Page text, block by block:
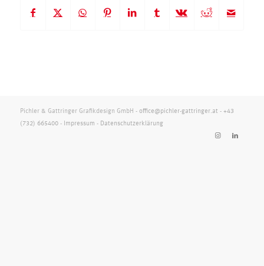
Pichler & Gattringer Grafikdesign GmbH - office@pichler-gattringer.at - +43
(732) 665400- Impressum - Datenschutzerklärung